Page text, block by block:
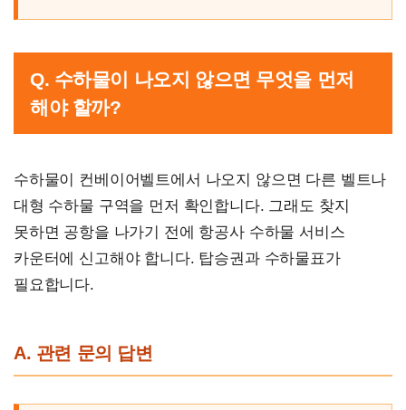
Q. 수하물이 나오지 않으면 무엇을 먼저
해야 할까?
수하물이 컨베이어벨트에서 나오지 않으면 다른 벨트나
대형 수하물 구역을 먼저 확인합니다. 그래도 찾지
못하면 공항을 나가기 전에 항공사 수하물 서비스
카운터에 신고해야 합니다. 탑승권과 수하물표가
필요합니다.
A. 관련 문의 답변